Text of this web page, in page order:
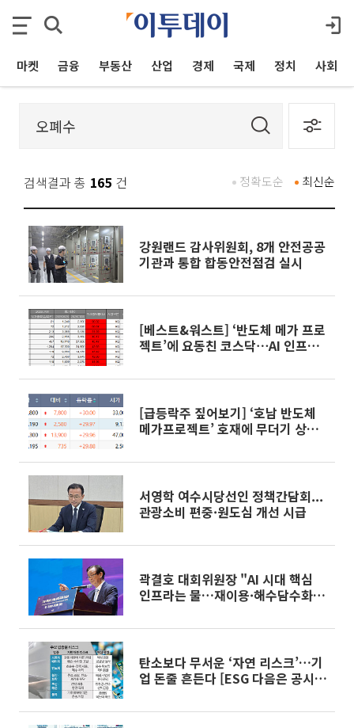
마켓 금융 부동산 산업 경제 국제 정치 사회
검색결과 총 165 건 최신순
정확도순
강원랜드 감사위원회, 8개 안전공공
기관과 통합 합동안전점검 실시
[베스트&워스트] ‘반도체 메가 프로
젝트’에 요동친 코스닥⋯AI 인프라
[급등락주 짚어보기] ‘호남 반도체
메가프로젝트’ 호재에 무더기 상한
서영학 여수시당선인 정책간담회...
관광소비 편중·원도심 개선 시급
곽결호 대회위원장 "AI 시대 핵심
인프라는 물…재이용·해수담수화
탄소보다 무서운 ‘자연 리스크’…기
업 돈줄 흔든다 [ESG 다음은 공시